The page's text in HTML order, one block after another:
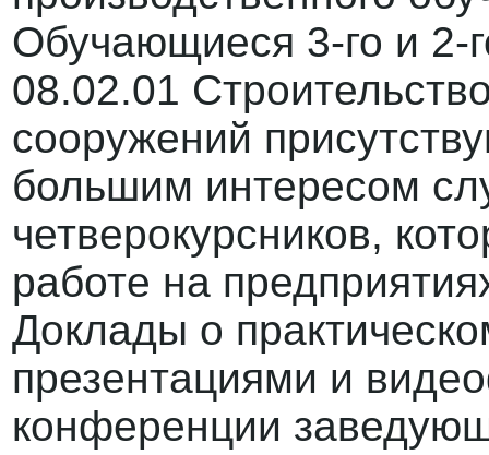
Обучающиеся 3-го и 2-
08.02.01
сооружений
большим интересом
четверокурсников,
работе на
Доклады о
презентациями и
конференции